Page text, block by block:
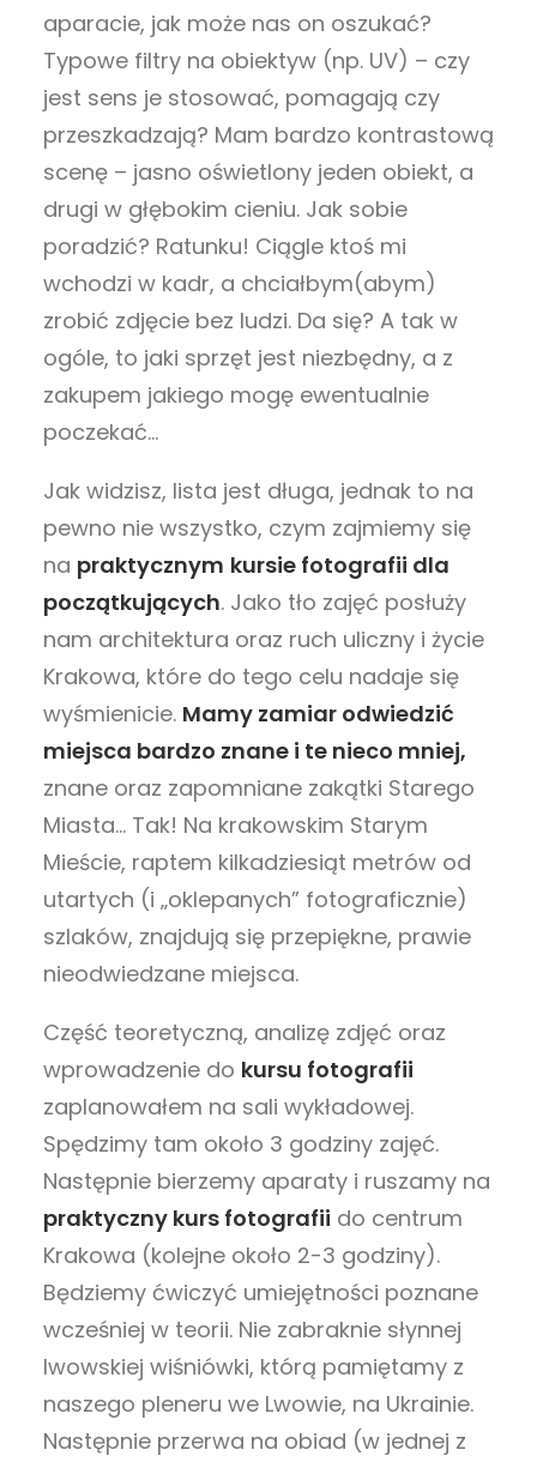
aparacie, jak może nas on oszukać?
Typowe filtry na obiektyw (np. UV) – czy
jest sens je stosować, pomagają czy
przeszkadzają? Mam bardzo kontrastową
scenę – jasno oświetlony jeden obiekt, a
drugi w głębokim cieniu. Jak sobie
poradzić? Ratunku! Ciągle ktoś mi
wchodzi w kadr, a chciałbym(abym)
zrobić zdjęcie bez ludzi. Da się? A tak w
ogóle, to jaki sprzęt jest niezbędny, a z
zakupem jakiego mogę ewentualnie
poczekać…
Jak widzisz, lista jest długa, jednak to na
pewno nie wszystko, czym zajmiemy się
na praktycznym kursie fotografii dla
początkujących. Jako tło zajęć posłuży
nam architektura oraz ruch uliczny i życie
Krakowa, które do tego celu nadaje się
wyśmienicie. Mamy zamiar odwiedzić
miejsca bardzo znane i te nieco mniej,
znane oraz zapomniane zakątki Starego
Miasta… Tak! Na krakowskim Starym
Mieście, raptem kilkadziesiąt metrów od
utartych (i „oklepanych” fotograficznie)
szlaków, znajdują się przepiękne, prawie
nieodwiedzane miejsca.
Część teoretyczną, analizę zdjęć oraz
wprowadzenie do kursu fotografii
zaplanowałem na sali wykładowej.
Spędzimy tam około 3 godziny zajęć.
Następnie bierzemy aparaty i ruszamy na
praktyczny kurs fotografii do centrum
Krakowa (kolejne około 2-3 godziny).
Będziemy ćwiczyć umiejętności poznane
wcześniej w teorii. Nie zabraknie słynnej
lwowskiej wiśniówki, którą pamiętamy z
naszego pleneru we Lwowie, na Ukrainie.
Następnie przerwa na obiad (w jednej z